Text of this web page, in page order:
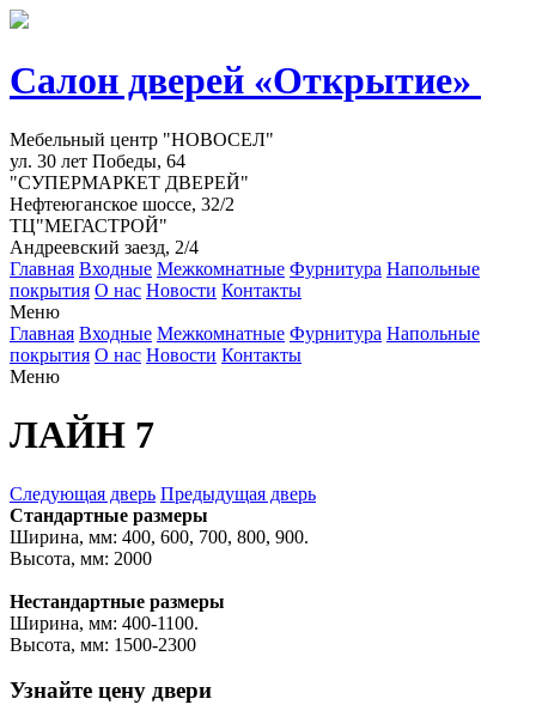
Салон дверей «Открытие»
Мебельный центр "НОВОСЕЛ"
ул. 30 лет Победы, 64
"СУПЕРМАРКЕТ ДВЕРЕЙ"
Нефтеюганское шоссе, 32/2
ТЦ"МЕГАСТРОЙ"
Андреевский заезд, 2/4
Главная Входные Межкомнатные Фурнитура Напольные
покрытия О нас Новости Контакты
Меню
Главная Входные Межкомнатные Фурнитура Напольные
покрытия О нас Новости Контакты
Меню
ЛАЙН 7
Следующая дверь Предыдущая дверь
Стандартные размеры
Ширина, мм: 400, 600, 700, 800, 900.
Высота, мм: 2000
Нестандартные размеры
Ширина, мм: 400-1100.
Высота, мм: 1500-2300
Узнайте цену двери